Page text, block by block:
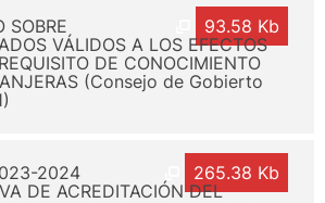
93.58 Kb
SOBRE
VÁLIDOS A LOS EFECTOS
DE CONOCIMIENTO
(Consejo de Gobierto
265.38 Kb
2024
DE ACREDITACIÓN DEL